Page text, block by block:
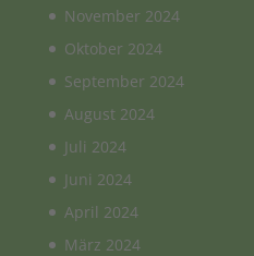
November 2024
Oktober 2024
September 2024
August 2024
Juli 2024
Juni 2024
April 2024
März 2024